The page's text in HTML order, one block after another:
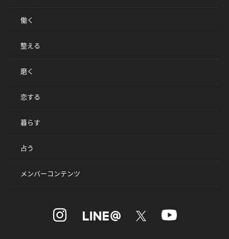
働く
整える
磨く
恋する
暮らす
占う
メンバーコンテンツ